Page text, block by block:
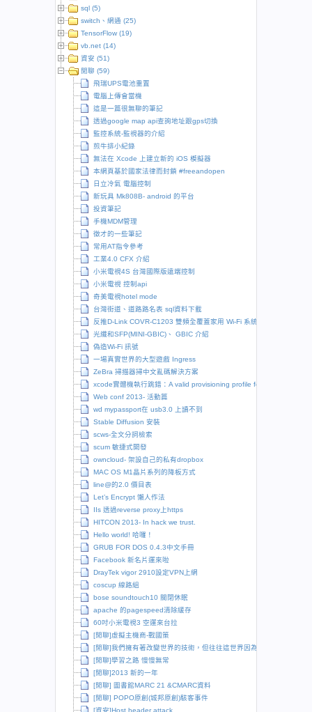
sql (5)
switch、網通 (25)
TensorFlow (19)
vb.net (14)
資安 (51)
閒聊 (59)
飛瑞UPS電池重置
電腦上傳會當機
這是一篇很無聊的筆記
透過google map api查詢地址跟gps切換
監控系統-監視器的介紹
煎牛排小紀錄
無法在 Xcode 上建立新的 iOS 模擬器
本網頁基於國家法律而封鎖 #freeandopen
日立冷氣 電腦控制
新玩具 Mk808B- android 的平台
投資筆記
手機MDM管理
徵才的一些筆記
常用AT指令參考
工業4.0 CFX 介紹
小米電視4S 台灣國際版遠端控制
小米電視 控制api
奇美電視hotel mode
台灣街道、道路路名表 sql資料下載
反推D-Link COVR-C1203 雙頻全覆蓋家用 Wi-Fi 系統
光纖和SFP(MINI-GBIC)、 GBIC 介紹
偽造Wi-Fi 訊號
一場真實世界的大型遊戲 Ingress
ZeBra 掃描器掃中文亂碼解決方案
xcode實體機執行跳錯：A valid provisioning profile for this
Web conf 2013- 活動篇
wd mypassport在 usb3.0 上讀不到
Stable Diffusion 安裝
scws-全文分詞檢索
scum 敏捷式開發
owncloud- 架設自己的私有dropbox
MAC OS M1晶片系列的降板方式
line@的2.0 價目表
Let’s Encrypt 懶人作法
IIs 透過reverse proxy上https
HITCON 2013- In hack we trust.
Hello world! 哈囉！
GRUB FOR DOS 0.4.3中文手冊
Facebook 新名片運來啦
DrayTek vigor 2910設定VPN上網
coscup 線路組
bose soundtouch10 關閉休眠
apache 的pagespeed清除緩存
60吋小米電視3 空運來台拉
[閒聊]虛擬主機商-戰國策
[閒聊]我們擁有著改變世界的技術，但往往這世界因為保守而拒絕改變
[閒聊]學習之路 慢慢無常
[閒聊]2013 新的一年
[閒聊] 圖書館MARC 21 &CMARC資料
[閒聊] POPO原創(城邦原創)駭客事件
[資安]Host header attack